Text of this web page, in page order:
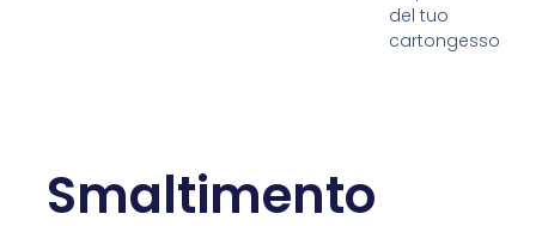
del tuo
cartongesso
Smaltimento